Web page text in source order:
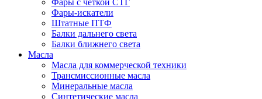
Фары с четкой СТГ
Фары-искатели
Штатные ПТФ
Балки дальнего света
Балки ближнего света
Масла
Масла для коммерческой техники
Трансмиссионные масла
Минеральные масла
Синтетические масла